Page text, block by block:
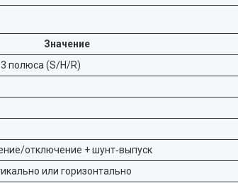
Значение
3 полюса (S/H/R)
отключение + шунт‑выпуск
или горизонтально